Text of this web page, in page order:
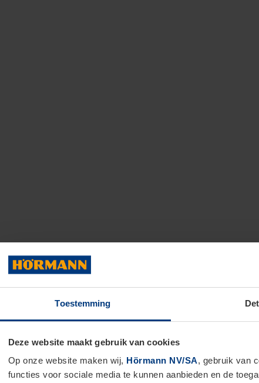
Toestemming
Deze website maakt gebruik van cookies
Op onze website maken wij, Hörmann NV/SA, gebruik van
functies voor sociale media te kunnen aanbieden en de